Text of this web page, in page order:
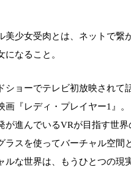
美少女受肉とは、ネットで繋
になること。
ショーでテレビ初放映されて
画『レディ・プレイヤー1』。
が進んでいるVRが目指す世界
ラスを使ってバーチャル空間
ルな世界は、もうひとつの現実